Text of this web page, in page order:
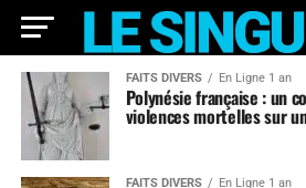
FAITS DIVERS En Ligne 1 an
Polynésie française : un
violences mortelles sur
FAITS DIVERS En Ligne 1 an